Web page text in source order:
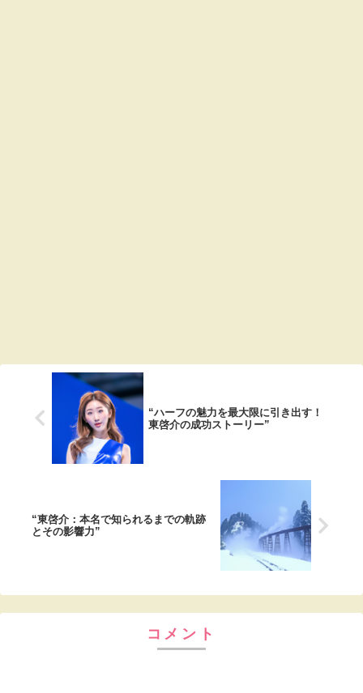
“ハーフの魅力を最大限に引き出す！
東啓介の成功ストーリー”
“東啓介：本名で知られるまでの軌跡
とその影響力”
コメント